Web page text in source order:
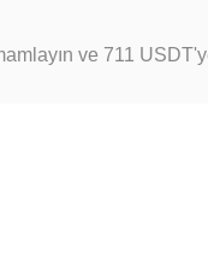
ve 711